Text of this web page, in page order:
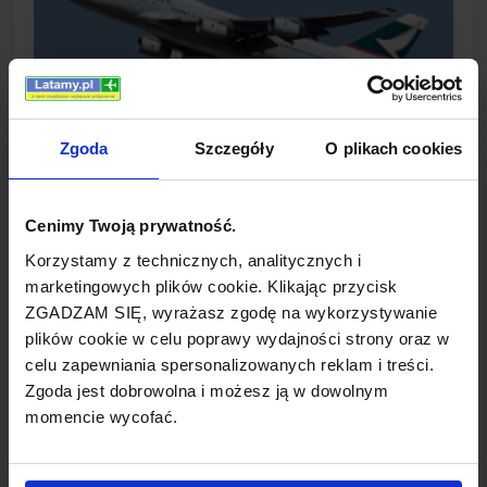
Zgoda Szczegóły O plikach cookies
Cenimy Twoją prywatność.
Korzystamy z technicznych, analitycznych i
marketingowych plików cookie. Klikając przycisk
ZGADZAM SIĘ, wyrażasz zgodę na wykorzystywanie
plików cookie w celu poprawy wydajności strony oraz w
celu zapewniania spersonalizowanych reklam i treści.
Zgoda jest dobrowolna i możesz ją w dowolnym
momencie wycofać.
roku z inicjatywy Amerykanina Roy'a C. Farrell'a i
Australijczyka Sydney'a H. de Kantzow.
Początkowo, siedzibą przewoźnika był Szanghaj
lecz z czasem przeniesiona została do Hongkongu
pod nazwą Cathay Pacific City będącego
jednocześnie główną bazą Cathay Pacific.
Jednymi z najważniejszych portów lotniczych są
Taiwan Taoyuan International Airport. Cathay